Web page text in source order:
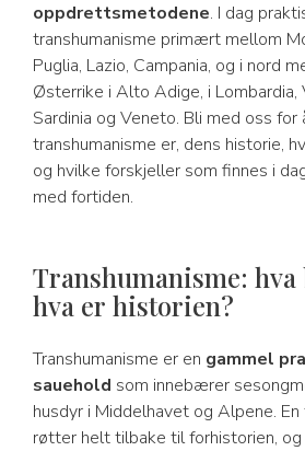
oppdrettsmetodene. I dag
transhumanisme primært mellom
Puglia, Lazio, Campania, og i nord
Østerrike i Alto Adige, i Lombardia,
Sardinia og Veneto. Bli med oss for
transhumanisme er, dens historie,
og hvilke forskjeller som finnes i
med fortiden.
Transhumanisme:
hva er historien?
Transhumanisme er en gammel
sauehold som innebærer
husdyr i Middelhavet og Alpene.
røtter helt tilbake til forhistorien,